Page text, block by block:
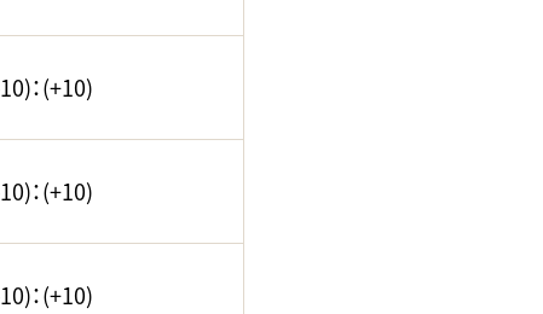
：(+10)
：(+10)
：(+10)